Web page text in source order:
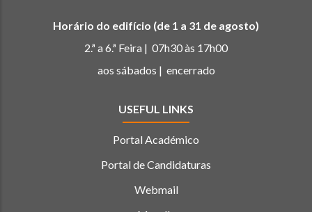
Horário do edifício (de 1 a 31 de agosto)
2.ª a 6.ª Feira | 07h30 às 17h00
aos sábados | encerrado
USEFUL LINKS
Portal Académico
Portal de Candidaturas
Webmail